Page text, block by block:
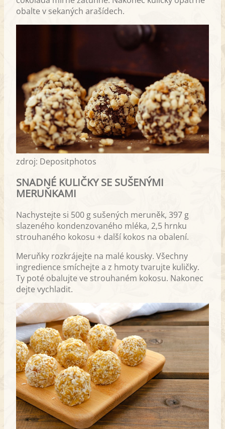
obalte v sekaných arašídech.
zdroj: Depositphotos
SNADNÉ KULIČKY SE SUŠENÝMI
MERUŇKAMI
Nachystejte si 500 g sušených meruněk, 397 g
slazeného kondenzovaného mléka, 2,5 hrnku
strouhaného kokosu + další kokos na obalení.
Meruňky rozkrájejte na malé kousky. Všechny
ingredience smíchejte a z hmoty tvarujte kuličky.
Ty poté obalujte ve strouhaném kokosu. Nakonec
dejte vychladit.